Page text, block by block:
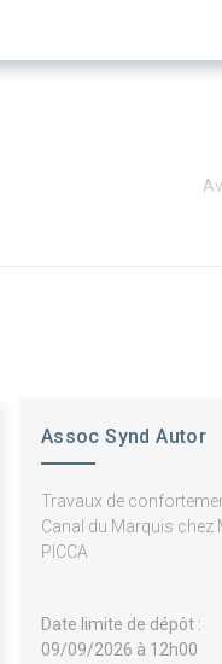
Assoc Synd Autor
Travaux de
Canal du Marquis chez
PICCA
Date limite de dépôt :
09/09/2026 à 12h00